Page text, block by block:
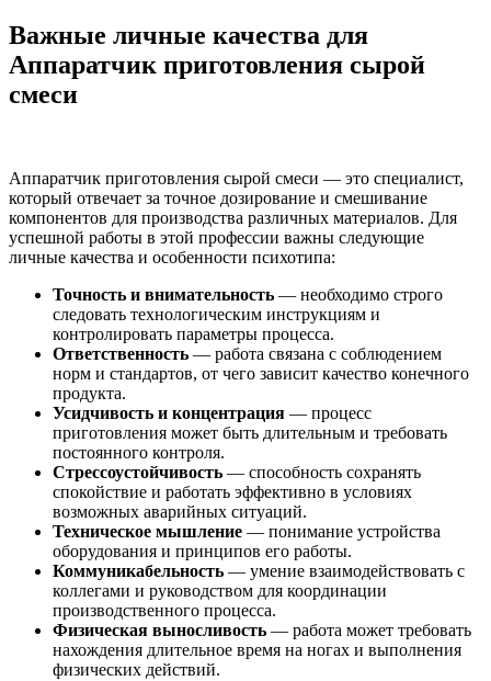
Важные личные качества для
Аппаратчик приготовления сырой
смеси
Аппаратчик приготовления сырой смеси — это специалист,
который отвечает за точное дозирование и смешивание
компонентов для производства различных материалов. Для
успешной работы в этой профессии важны следующие
личные качества и особенности психотипа:
Точность и внимательность — необходимо строго
следовать технологическим инструкциям и
контролировать параметры процесса.
Ответственность — работа связана с соблюдением
норм и стандартов, от чего зависит качество конечного
продукта.
Усидчивость и концентрация — процесс
приготовления может быть длительным и требовать
постоянного контроля.
Стрессоустойчивость — способность сохранять
спокойствие и работать эффективно в условиях
возможных аварийных ситуаций.
Техническое мышление — понимание устройства
оборудования и принципов его работы.
Коммуникабельность — умение взаимодействовать с
коллегами и руководством для координации
производственного процесса.
Физическая выносливость — работа может требовать
нахождения длительное время на ногах и выполнения
физических действий.